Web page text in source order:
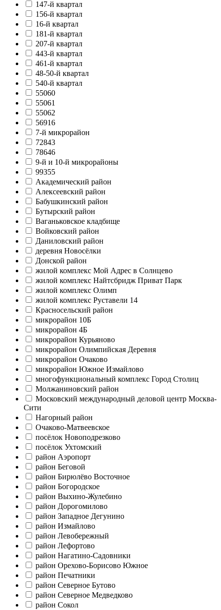
147-й квартал
156-й квартал
16-й квартал
181-й квартал
207-й квартал
443-й квартал
461-й квартал
48-50-й квартал
540-й квартал
55060
55061
55062
56916
7-й микрорайон
72843
78646
9-й и 10-й микрорайоны
99355
Академический район
Алексеевский район
Бабушкинский район
Бутырский район
Ваганьковское кладбище
Войковский район
Даниловский район
деревня Новосёлки
Донской район
жилой комплекс Мой Адрес в Солнцево
жилой комплекс Найтсбридж Приват Парк
жилой комплекс Олимп
жилой комплекс Руставели 14
Красносельский район
микрорайон 10Б
микрорайон 4Б
микрорайон Курьяново
микрорайон Олимпийская Деревня
микрорайон Очаково
микрорайон Южное Измайлово
многофункциональный комплекс Город Столиц
Молжаниновский район
Московский международный деловой центр Москва-
Сити
Нагорный район
Очаково-Матвеевское
посёлок Новоподрезково
посёлок Ухтомский
район Аэропорт
район Беговой
район Бирюлёво Восточное
район Богородское
район Выхино-Жулебино
район Дорогомилово
район Западное Дегунино
район Измайлово
район Левобережный
район Лефортово
район Нагатино-Садовники
район Орехово-Борисово Южное
район Печатники
район Северное Бутово
район Северное Медведково
район Сокол